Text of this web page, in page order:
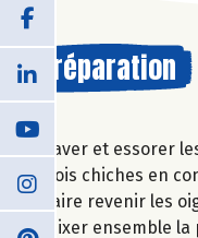
Préparation
Laver et essorer
pois chiches en
Faire revenir les
Mixer ensemble